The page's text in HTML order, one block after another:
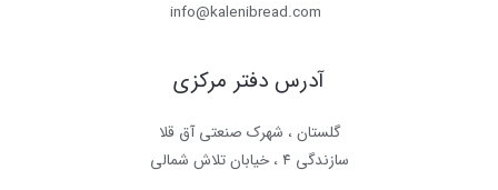
info@kalenibread.com
آدرس دفتر مرکزی
گلستان ، شهرک صنعتی آق قلا
سازندگی ۴ ، خیابان تلاش شمالی